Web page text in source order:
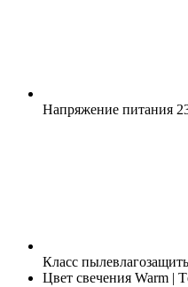
Напряжение питания
Класс
Цвет свечения Warm |